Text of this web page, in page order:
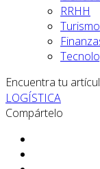
RRHH
Turismo
Encuentra tu
LOGÍSTICA
Compártelo